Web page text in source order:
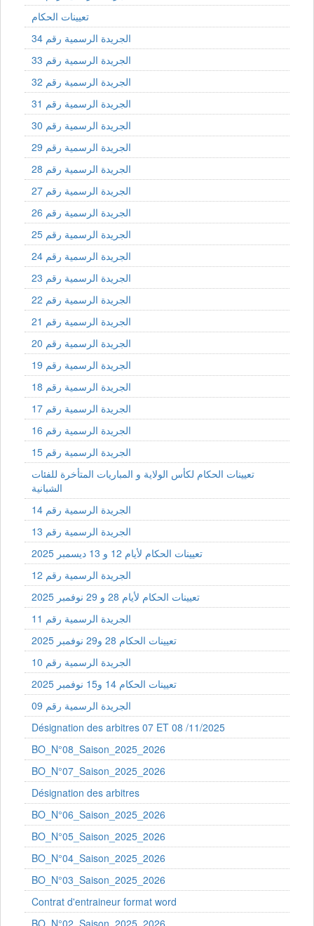
تعيينات الحكام
الجريدة الرسمية رقم 34
الجريدة الرسمية رقم 33
الجريدة الرسمية رقم 32
الجريدة الرسمية رقم 31
الجريدة الرسمية رقم 30
الجريدة الرسمية رقم 29
الجريدة الرسمية رقم 28
الجريدة الرسمية رقم 27
الجريدة الرسمية رقم 26
الجريدة الرسمية رقم 25
الجريدة الرسمية رقم 24
الجريدة الرسمية رقم 23
الجريدة الرسمية رقم 22
الجريدة الرسمية رقم 21
الجريدة الرسمية رقم 20
الجريدة الرسمية رقم 19
الجريدة الرسمية رقم 18
الجريدة الرسمية رقم 17
الجريدة الرسمية رقم 16
الجريدة الرسمية رقم 15
تعيينات الحكام لكأس الولاية و المباريات المتأخرة للفئات
الشبانية
الجريدة الرسمية رقم 14
الجريدة الرسمية رقم 13
تعيينات الحكام لأيام 12 و 13 ديسمبر 2025
الجريدة الرسمية رقم 12
تعيينات الحكام لأيام 28 و 29 نوفمبر 2025
الجريدة الرسمية رقم 11
تعيينات الحكام 28 و29 نوفمبر 2025
الجريدة الرسمية رقم 10
تعيينات الحكام 14 و15 نوفمبر 2025
الجريدة الرسمية رقم 09
Désignation des arbitres 07 ET 08 /11/2025
BO_N°08_Saison_2025_2026
BO_N°07_Saison_2025_2026
Désignation des arbitres
BO_N°06_Saison_2025_2026
BO_N°05_Saison_2025_2026
BO_N°04_Saison_2025_2026
BO_N°03_Saison_2025_2026
Contrat d'entraineur format word
BO_N°02_Saison_2025_2026